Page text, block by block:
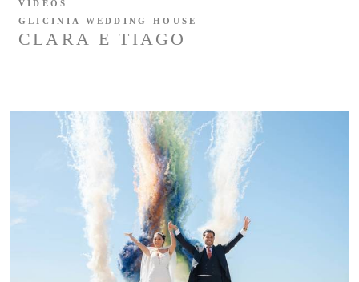
CLARA E TIAGO
VIDEOS
GLICINIA WEDDING HOUSE